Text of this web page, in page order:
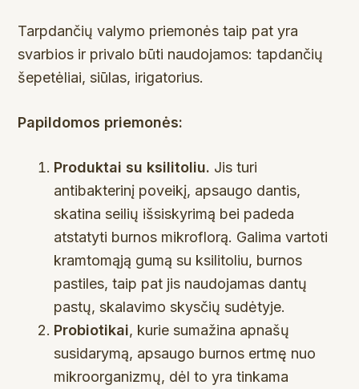
Tarpdančių valymo priemonės taip pat yra
svarbios ir privalo būti naudojamos: tapdančių
šepetėliai, siūlas, irigatorius.
Papildomos priemonės:
Produktai su ksilitoliu. Jis turi
antibakterinį poveikį, apsaugo dantis,
skatina seilių išsiskyrimą bei padeda
atstatyti burnos mikroflorą. Galima vartoti
kramtomąją gumą su ksilitoliu, burnos
pastiles, taip pat jis naudojamas dantų
pastų, skalavimo skysčių sudėtyje.
Probiotikai, kurie sumažina apnašų
susidarymą, apsaugo burnos ertmę nuo
mikroorganizmų, dėl to yra tinkama